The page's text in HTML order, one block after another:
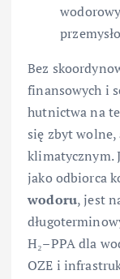
Bez
finansowych i
hutnictwa na
się zbyt wolne,
klimatycznym.
jako odbiorca
wodoru, jest
H₂–PPA dla
OZE i